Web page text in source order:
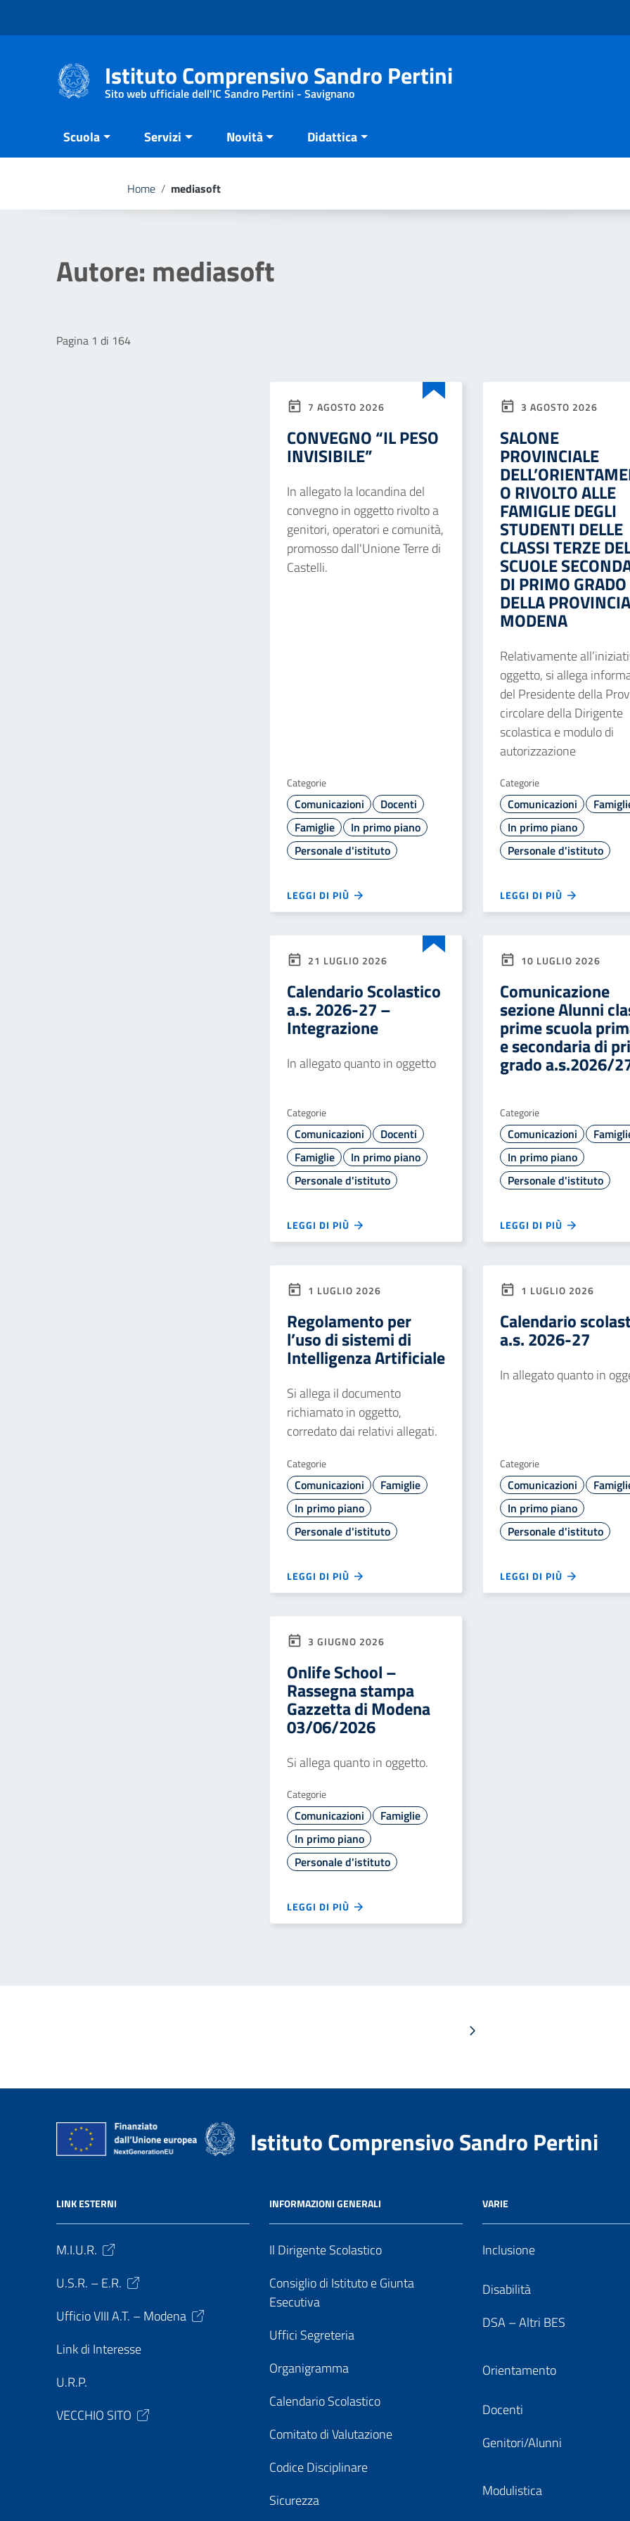
Istituto Comprensivo Sandro Pertini
Sito web ufficiale dell'IC Sandro Pertini - Savignano
Scuola Servizi Novità Didattica
Home / mediasoft
Autore: mediasoft
Pagina 1 di 164
7 AGOSTO 2026
CONVEGNO “IL PESO
INVISIBILE”
In allegato la locandina del
convegno in oggetto rivolto a
genitori, operatori e comunità,
promosso dall'Unione Terre di
Castelli.
Categorie
Comunicazioni
Docenti
Famiglie
In primo piano
Personale d'istituto
LEGGI DI PIÙ
3 AGOSTO 2026
SALONE
PROVINCIALE
O RIVOLTO ALLE
FAMIGLIE DEGLI
STUDENTI DELLE
CLASSI TERZE
SCUOLE
DI PRIMO GRADO
DELLA
MODENA
Relativamente
oggetto, si allega
del Presidente della
circolare della Dirigente
scolastica e modulo di
autorizzazione
Categorie
Comunicazioni
In primo piano
Personale d'istituto
LEGGI DI PIÙ
21 LUGLIO 2026
Calendario Scolastico
a.s. 2026-27 –
Integrazione
In allegato quanto in oggetto
Categorie
Comunicazioni
Docenti
Famiglie
In primo piano
Personale d'istituto
LEGGI DI PIÙ
10 LUGLIO 2026
Comunicazione
sezione Alunni
prime scuola
e secondaria di
grado a.s.2026/
Categorie
Comunicazioni
In primo piano
Personale d'istituto
LEGGI DI PIÙ
1 LUGLIO 2026
Regolamento per
l’uso di sistemi di
Intelligenza Artificiale
Si allega il documento
richiamato in oggetto,
corredato dai relativi allegati.
Categorie
Comunicazioni
Famiglie
In primo piano
Personale d'istituto
LEGGI DI PIÙ
1 LUGLIO 2026
Calendario
a.s. 2026-27
In allegato quanto in
Categorie
Comunicazioni
In primo piano
Personale d'istituto
LEGGI DI PIÙ
3 GIUGNO 2026
Onlife School –
Rassegna stampa
Gazzetta di Modena
03/06/2026
Si allega quanto in oggetto.
Categorie
Comunicazioni
Famiglie
In primo piano
Personale d'istituto
LEGGI DI PIÙ
Pagina successiva
Istituto Comprensivo Sandro Pertini
LINK ESTERNI
M.I.U.R.
U.S.R. – E.R.
Ufficio VIII A.T. – Modena
Link di Interesse
U.R.P.
VECCHIO SITO
INFORMAZIONI GENERALI
Il Dirigente Scolastico
Consiglio di Istituto e Giunta
Esecutiva
Uffici Segreteria
Organigramma
Calendario Scolastico
Comitato di Valutazione
Codice Disciplinare
Sicurezza
VARIE
Inclusione
Disabilità
DSA – Altri BES
Orientamento
Docenti
Genitori/Alunni
Modulistica